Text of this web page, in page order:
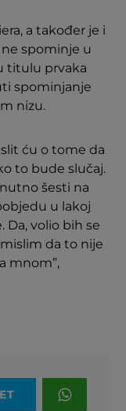
a također je i
spominje u
titulu prvaka
spominjanje
nizu.
ću o tome da
to bude slučaj.
šesti na
u lakoj
Da, volio bih se
da to nije
mnom”,